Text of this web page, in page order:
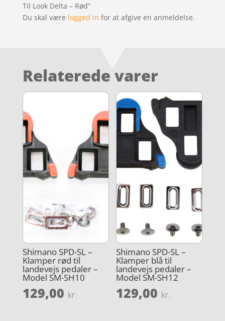
Til Look Delta – Rød”
Du skal være logged in for at afgive en anmeldelse.
Relaterede varer
Shimano SPD-SL –
Klamper rød til
landevejs pedaler –
Model SM-SH10
129,00 kr.
Shimano SPD-SL –
Klamper blå til
landevejs pedaler –
Model SM-SH12
129,00 kr.